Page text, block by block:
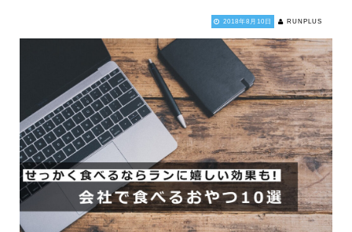
2018年8月10日 RUNPLUS